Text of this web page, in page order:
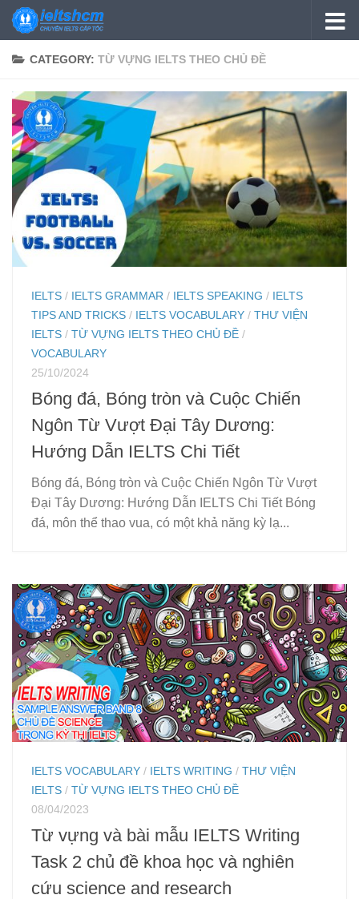
Skip to content
CATEGORY: TỪ VỰNG IELTS THEO CHỦ ĐỀ
IELTS / IELTS GRAMMAR / IELTS SPEAKING / IELTS
TIPS AND TRICKS / IELTS VOCABULARY / THƯ VIỆN
IELTS / TỪ VỰNG IELTS THEO CHỦ ĐỀ /
VOCABULARY
25/10/2024
Bóng đá, Bóng tròn và Cuộc Chiến
Ngôn Từ Vượt Đại Tây Dương:
Hướng Dẫn IELTS Chi Tiết
Bóng đá, Bóng tròn và Cuộc Chiến Ngôn Từ Vượt
Đại Tây Dương: Hướng Dẫn IELTS Chi Tiết Bóng
đá, môn thể thao vua, có một khả năng kỳ lạ...
IELTS VOCABULARY / IELTS WRITING / THƯ VIỆN
IELTS / TỪ VỰNG IELTS THEO CHỦ ĐỀ
08/04/2023
Từ vựng và bài mẫu IELTS Writing
Task 2 chủ đề khoa học và nghiên
cứu science and research